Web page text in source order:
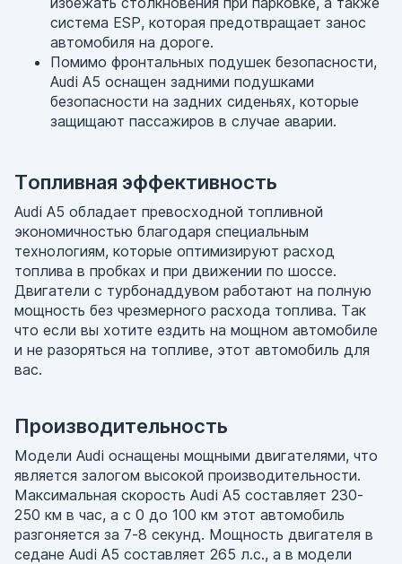
система ESP, которая предотвращает занос
автомобиля на дороге.
Помимо фронтальных подушек безопасности,
Audi A5 оснащен задними подушками
безопасности на задних сиденьях, которые
защищают пассажиров в случае аварии.
Топливная эффективность
Audi A5 обладает превосходной топливной
экономичностью благодаря специальным
технологиям, которые оптимизируют расход
топлива в пробках и при движении по шоссе.
Двигатели с турбонаддувом работают на полную
мощность без чрезмерного расхода топлива. Так
что если вы хотите ездить на мощном автомобиле
и не разоряться на топливе, этот автомобиль для
вас.
Производительность
Модели Audi оснащены мощными двигателями, что
является залогом высокой производительности.
Максимальная скорость Audi A5 составляет 230-
250 км в час, а с 0 до 100 км этот автомобиль
разгоняется за 7-8 секунд. Мощность двигателя в
седане Audi A5 составляет 265 л.с., а в модели